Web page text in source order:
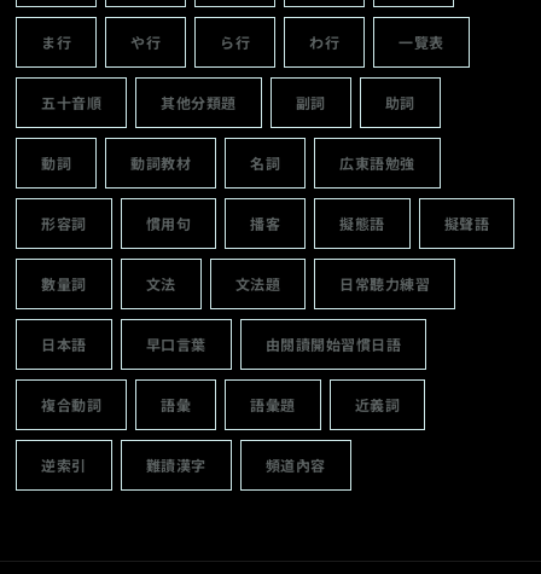
ま行 や行 ら行 わ行 一覽表
五十音順 其他分類題 副詞 助詞
動詞 動詞教材 名詞 広東語勉強
形容詞 慣用句 播客 擬態語 擬聲語
數量詞 文法 文法題 日常聽力練習
日本語 早口言葉 由閱讀開始習慣日語
複合動詞 語彙 語彙題 近義詞
逆索引 難讀漢字 頻道內容